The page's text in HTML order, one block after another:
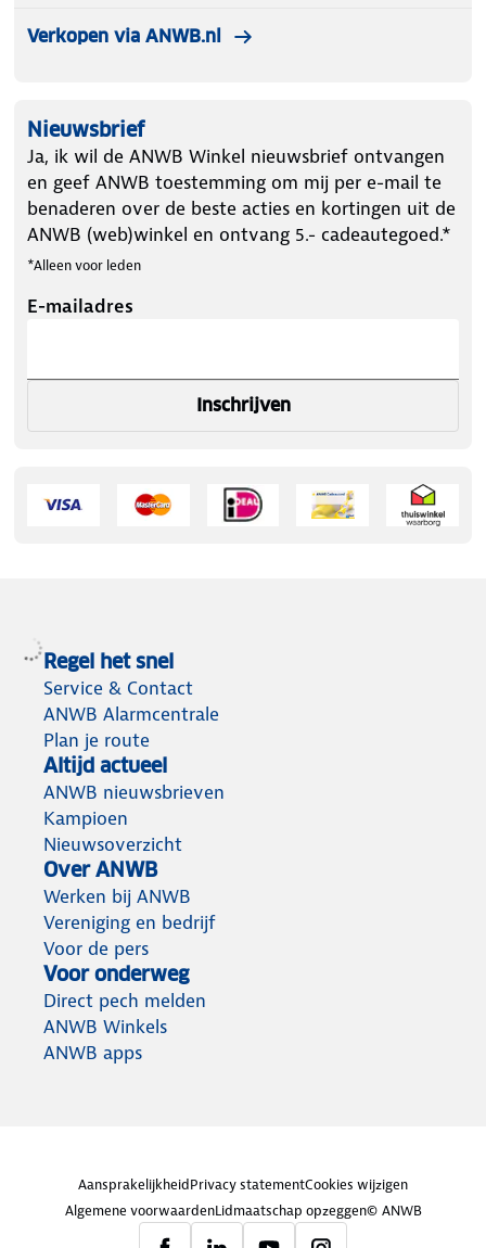
Verkopen via ANWB.nl
Nieuwsbrief
Ja, ik wil de ANWB Winkel nieuwsbrief ontvangen
en geef ANWB toestemming om mij per e-mail te
benaderen over de beste acties en kortingen uit de
ANWB (web)winkel en ontvang 5.- cadeautegoed.*
*Alleen voor leden
E-mailadres
Inschrijven
Regel het snel
Service & Contact
ANWB Alarmcentrale
Plan je route
Altijd actueel
ANWB nieuwsbrieven
Kampioen
Nieuwsoverzicht
Over ANWB
Werken bij ANWB
Vereniging en bedrijf
Voor de pers
Voor onderweg
Direct pech melden
ANWB Winkels
ANWB apps
AansprakelijkheidPrivacy statementCookies wijzigen
Algemene voorwaardenLidmaatschap opzeggen© ANWB